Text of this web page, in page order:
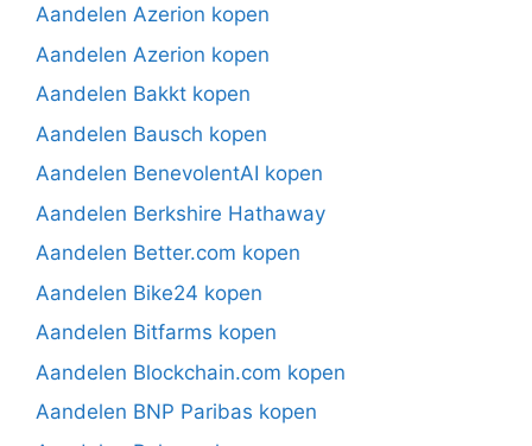
Aandelen Azerion kopen
Aandelen Azerion kopen
Aandelen Bakkt kopen
Aandelen Bausch kopen
Aandelen BenevolentAI kopen
Aandelen Berkshire Hathaway
Aandelen Better.com kopen
Aandelen Bike24 kopen
Aandelen Bitfarms kopen
Aandelen Blockchain.com kopen
Aandelen BNP Paribas kopen